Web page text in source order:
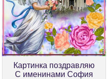
Картинка поздравляю
С именинами София